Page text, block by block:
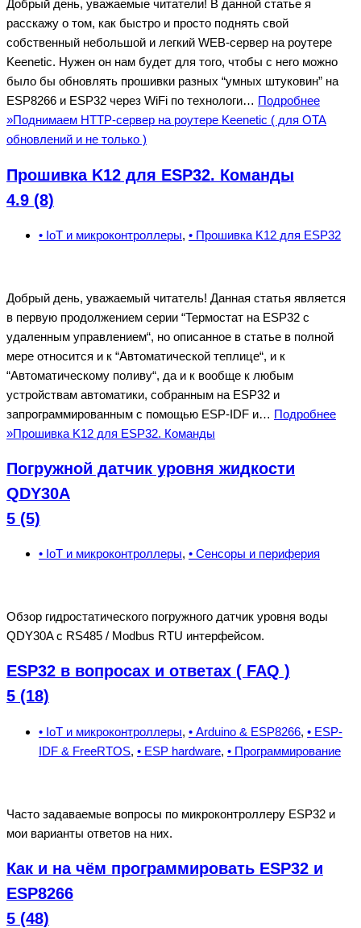
Добрый день, уважаемые читатели! В данной статье я
расскажу о том, как быстро и просто поднять свой
собственный небольшой и легкий WEB-сервер на роутере
Keenetic. Нужен он нам будет для того, чтобы с него можно
было бы обновлять прошивки разных “умных штуковин” на
ESP8266 и ESP32 через WiFi по технологи… Подробнее
»Поднимаем HTTP-сервер на роутере Keenetic ( для OTA
обновлений и не только )
Прошивка K12 для ESP32. Команды
4.9 (8)
• IoT и микроконтроллеры, • Прошивка K12 для ESP32
Добрый день, уважаемый читатель! Данная статья является
в первую продолжением серии “Термостат на ESP32 с
удаленным управлением“, но описанное в статье в полной
мере относится и к “Автоматической теплице“, и к
“Автоматическому поливу“, да и к вообще к любым
устройствам автоматики, собранным на ESP32 и
запрограммированным с помощью ESP-IDF и… Подробнее
»Прошивка K12 для ESP32. Команды
Погружной датчик уровня жидкости
QDY30А
5 (5)
• IoT и микроконтроллеры, • Сенсоры и периферия
Обзор гидростатического погружного датчик уровня воды
QDY30A с RS485 / Modbus RTU интерфейсом.
ESP32 в вопросах и ответах ( FAQ )
5 (18)
• IoT и микроконтроллеры, • Arduino & ESP8266, • ESP-
IDF & FreeRTOS, • ESP hardware, • Программирование
Часто задаваемые вопросы по микроконтроллеру ESP32 и
мои варианты ответов на них.
Как и на чём программировать ESP32 и
ESP8266
5 (48)